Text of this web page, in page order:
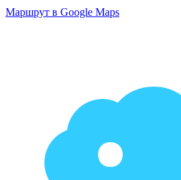
Маршрут в Google Maps